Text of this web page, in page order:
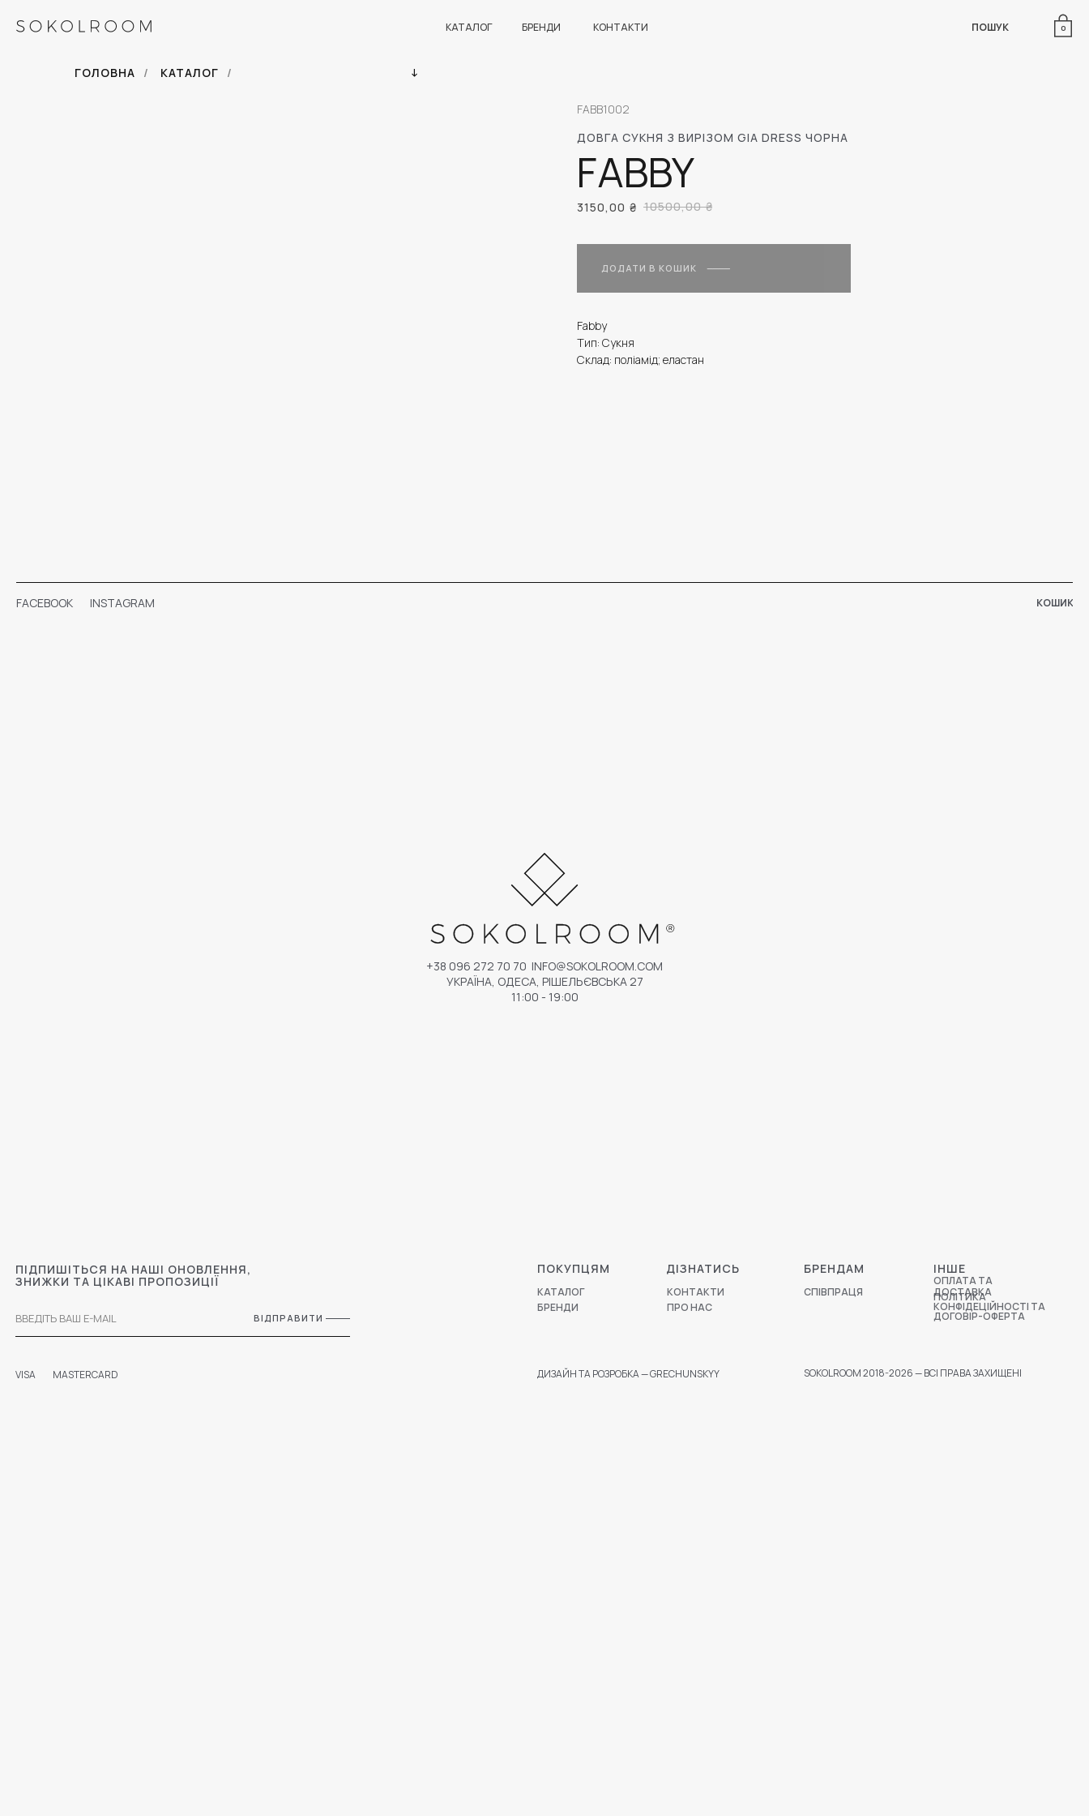
КАТАЛОГ БРЕНДИ КОНТАКТИ ПОШУК 0
ГОЛОВНА / КАТАЛОГ /
ДОВГА СУКНЯ З ВИРІЗОМ GIA DRESS ЧОРНА
FABBY
FABB1002
3150,00 ₴ 10500,00 ₴
ДОДАТИ В КОШИК
Fabby
Тип: Сукня
Склад: поліамід; еластан
FACEBOOK КОШИК
ВІДПРАВИТИ
ПІДПИШІТЬСЯ НА НАШІ ОНОВЛЕННЯ,
ЗНИЖКИ ТА ЦІКАВІ ПРОПОЗИЦІЇ
СПІВПРАЦЯ
БРЕНДАМ
ПРО НАС
ДІЗНАТИСЬ
КОНТАКТИ
ОПЛАТА ТА
ДОСТАВКА
ПОЛІТИКА
КОНФІДЕЦІЙНОСТІ ТА
ДОГОВІР-ОФЕРТА
ІНШЕ
КАТАЛОГ
БРЕНДИ
ПОКУПЦЯМ
+38 096 272 70 70 INFO@SOKOLROOM.COM
УКРАЇНА, ОДЕСА, РІШЕЛЬЄВСЬКА 27
11:00 - 19:00
VISA SOKOLROOM 2018-2026 — ВСІ ПРАВА ЗАХИЩЕНІ
ДИЗАЙН ТА РОЗРОБКА — GRECHUNSKYY
INSTAGRAM
MASTERCARD